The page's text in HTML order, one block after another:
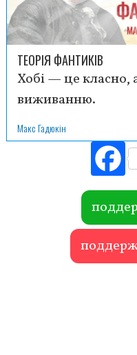
ТЕОРІЯ ФАНТИКІВ
Хобі — це класно,
виживанню.
Макс Гадюкін